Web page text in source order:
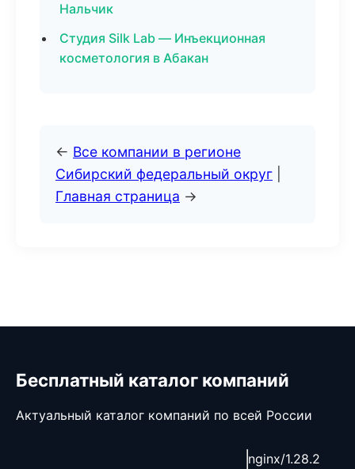
Нальчик
Студия Silk Lab — Инъекционная
косметология в Абакан
← Все компании в регионе
Сибирский федеральный округ
Главная страница →
Бесплатный каталог компаний
Актуальный каталог компаний по всей России
nginx/1.28.2